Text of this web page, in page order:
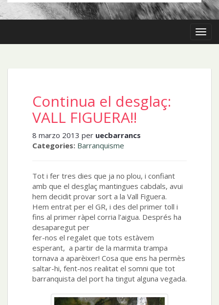
Menú
Continua el desglaç:
VALL FIGUERA!!
8 marzo 2013 per uecbarrancs
Categories: Barranquisme
Tot i fer tres dies que ja no plou, i confiant
amb que el desglaç mantingues cabdals, avui
hem decidit provar sort a la Vall Figuera.
Hem entrat per el GR, i des del primer toll i
fins al primer ràpel corria l’aigua. Després ha
desaparegut per
fer-nos el regalet que tots estàvem
esperant, a partir de la marmita trampa
tornava a aparèixer! Cosa que ens ha permès
saltar-hi, fent-nos realitat el somni que tot
barranquista del port ha tingut alguna vegada.